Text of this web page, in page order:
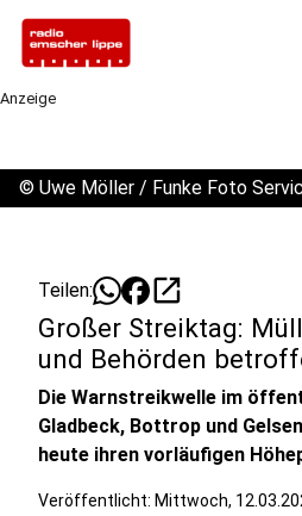
Anzeige
© Uwe Möller / Funke Foto
Teilen: open_in_new
Großer Streiktag:
und Behörden
Die Warnstreikwelle im
Gladbeck, Bottrop und
heute ihren vorläufigen
Veröffentlicht: Mittwoch,